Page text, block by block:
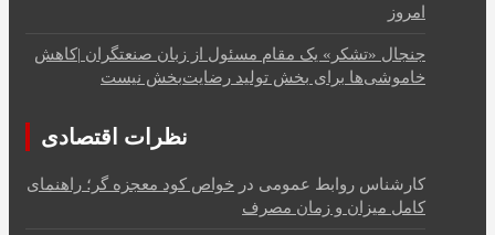
امروز
جنجال «تشکر» یک مقام مسئول از زبان صنعتگران |کاهش
خاموشی‌ها برای بخش تولید رضایت‌بخش نیست
نظرات اقتصادی
کارشناس روابط عمومی در خواص کود معجزه گر؛ راهنمای
کامل میزان و زمان مصرف